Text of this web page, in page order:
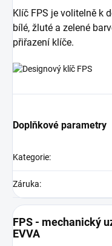
Klíč FPS je volitelně k
bílé, žluté a zelené
přiřazení klíče.
Doplňkové parametry
Kategorie:
Záruka:
FPS - mechanický
EVVA